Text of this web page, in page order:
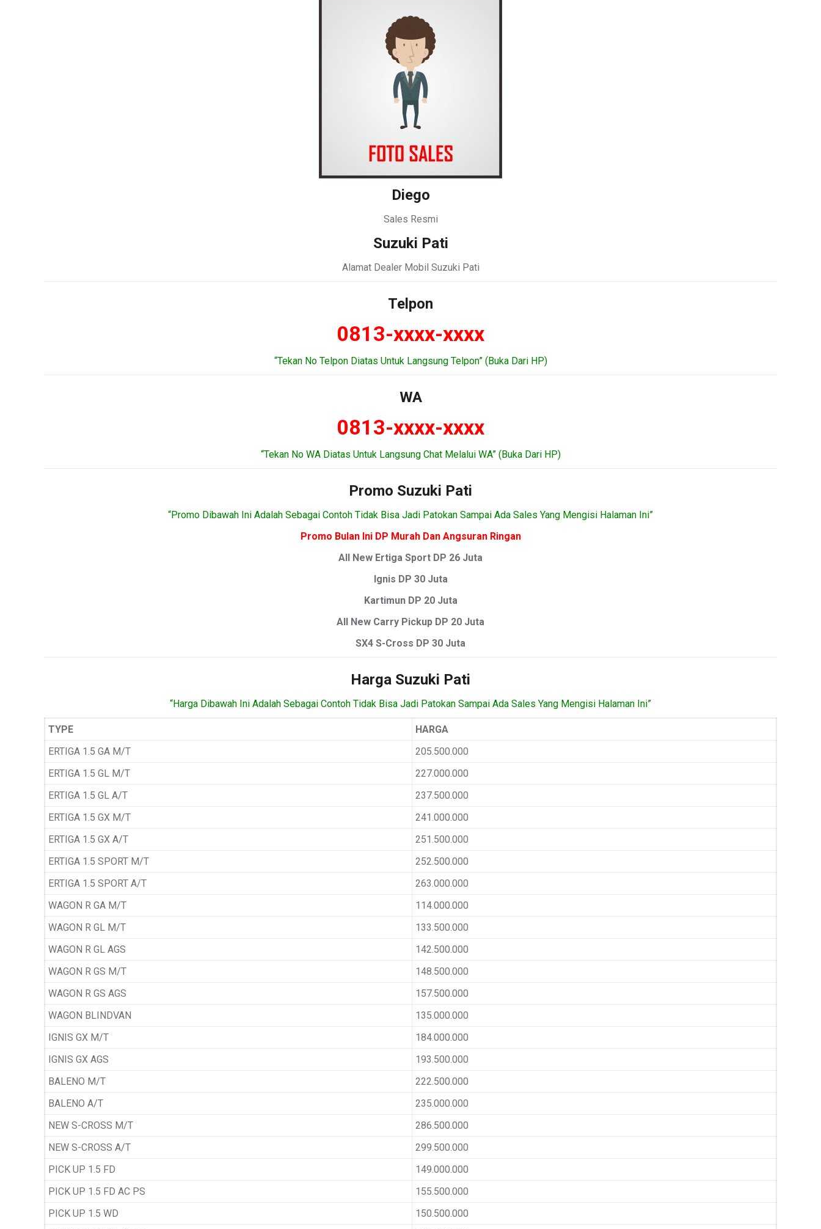
Diego
Sales Resmi
Suzuki Pati
Alamat Dealer Mobil Suzuki Pati
Telpon
0813-xxxx-xxxx
“Tekan No Telpon Diatas Untuk Langsung Telpon” (Buka Dari HP)
WA
0813-xxxx-xxxx
“Tekan No WA Diatas Untuk Langsung Chat Melalui WA” (Buka Dari HP)
Promo Suzuki Pati
“Promo Dibawah Ini Adalah Sebagai Contoh Tidak Bisa Jadi Patokan Sampai Ada Sales Yang Mengisi Halaman Ini”
Promo Bulan Ini DP Murah Dan Angsuran Ringan
All New Ertiga Sport DP 26 Juta
Ignis DP 30 Juta
Kartimun DP 20 Juta
All New Carry Pickup DP 20 Juta
SX4 S-Cross DP 30 Juta
Harga Suzuki Pati
“Harga Dibawah Ini Adalah Sebagai Contoh Tidak Bisa Jadi Patokan Sampai Ada Sales Yang Mengisi Halaman Ini”
TYPE
HARGA
ERTIGA 1.5 GA M/T
205.500.000
ERTIGA 1.5 GL M/T
227.000.000
ERTIGA 1.5 GL A/T
237.500.000
ERTIGA 1.5 GX M/T
241.000.000
ERTIGA 1.5 GX A/T
251.500.000
ERTIGA 1.5 SPORT M/T
252.500.000
ERTIGA 1.5 SPORT A/T
263.000.000
WAGON R GA M/T
114.000.000
WAGON R GL M/T
133.500.000
WAGON R GL AGS
142.500.000
WAGON R GS M/T
148.500.000
WAGON R GS AGS
157.500.000
WAGON BLINDVAN
135.000.000
IGNIS GX M/T
184.000.000
IGNIS GX AGS
193.500.000
BALENO M/T
222.500.000
BALENO A/T
235.000.000
NEW S-CROSS M/T
286.500.000
NEW S-CROSS A/T
299.500.000
PICK UP 1.5 FD
149.000.000
PICK UP 1.5 FD AC PS
155.500.000
PICK UP 1.5 WD
150.500.000